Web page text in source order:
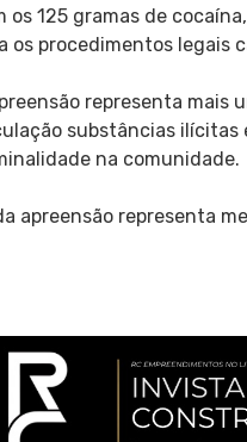
os 125 gramas de
os procedimentos legais
representa mais
substâncias ilícitas
na comunidade.
apreensão representa